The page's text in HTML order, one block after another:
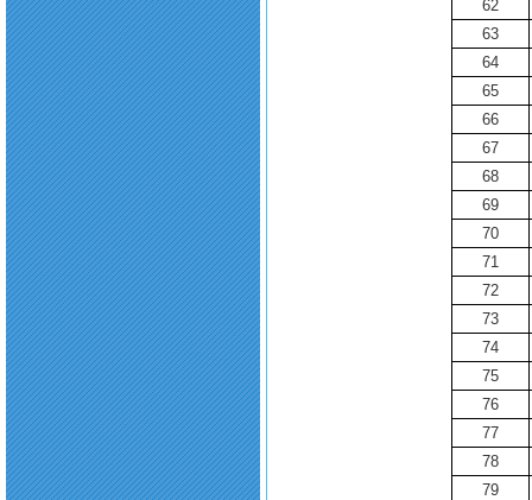
62
63
64
65
66
67
68
69
70
71
72
73
74
75
76
77
78
79